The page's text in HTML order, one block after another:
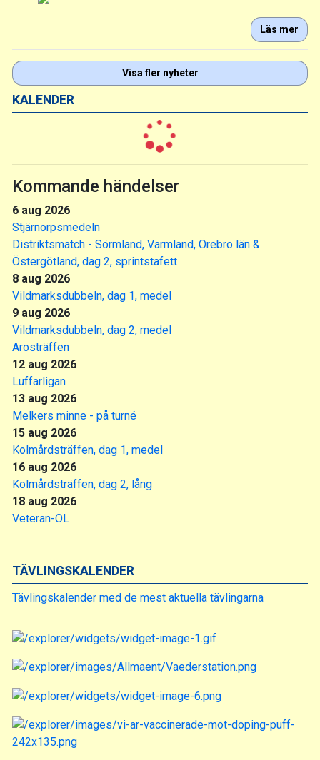
KALENDER
Kommande händelser
6 aug 2026
Stjärnorpsmedeln
Distriktsmatch - Sörmland, Värmland, Örebro län &
Östergötland, dag 2, sprintstafett
8 aug 2026
Vildmarksdubbeln, dag 1, medel
9 aug 2026
Vildmarksdubbeln, dag 2, medel
Arosträffen
12 aug 2026
Luffarligan
13 aug 2026
Melkers minne - på turné
15 aug 2026
Kolmårdsträffen, dag 1, medel
16 aug 2026
Kolmårdsträffen, dag 2, lång
18 aug 2026
Veteran-OL
TÄVLINGSKALENDER
Tävlingskalender med de mest aktuella tävlingarna
Läs mer
Visa fler nyheter